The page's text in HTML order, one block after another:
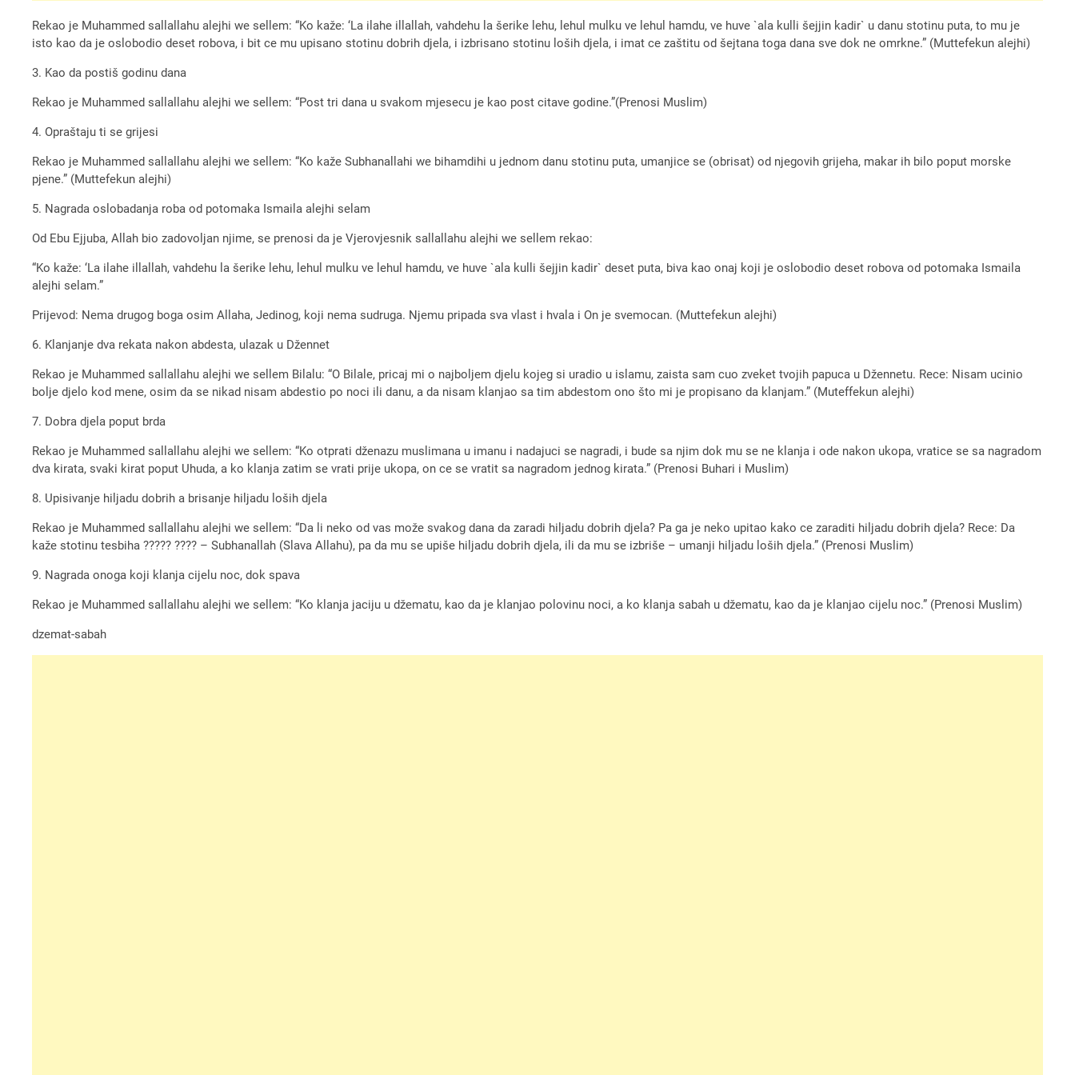
Rekao je Muhammed sallallahu alejhi we sellem: “Ko kaže: ‘La ilahe illallah, vahdehu la šerike lehu, lehul mulku ve lehul hamdu, ve huve `ala kulli šejjin kadir` u danu stotinu puta, to mu je
isto kao da je oslobodio deset robova, i bit ce mu upisano stotinu dobrih djela, i izbrisano stotinu loših djela, i imat ce zaštitu od šejtana toga dana sve dok ne omrkne.” (Muttefekun alejhi)
3. Kao da postiš godinu dana
Rekao je Muhammed sallallahu alejhi we sellem: “Post tri dana u svakom mjesecu je kao post citave godine.”(Prenosi Muslim)
4. Opraštaju ti se grijesi
Rekao je Muhammed sallallahu alejhi we sellem: “Ko kaže Subhanallahi we bihamdihi u jednom danu stotinu puta, umanjice se (obrisat) od njegovih grijeha, makar ih bilo poput morske
pjene.” (Muttefekun alejhi)
5. Nagrada oslobadanja roba od potomaka Ismaila alejhi selam
Od Ebu Ejjuba, Allah bio zadovoljan njime, se prenosi da je Vjerovjesnik sallallahu alejhi we sellem rekao:
“Ko kaže: ‘La ilahe illallah, vahdehu la šerike lehu, lehul mulku ve lehul hamdu, ve huve `ala kulli šejjin kadir` deset puta, biva kao onaj koji je oslobodio deset robova od potomaka Ismaila
alejhi selam.”
Prijevod: Nema drugog boga osim Allaha, Jedinog, koji nema sudruga. Njemu pripada sva vlast i hvala i On je svemocan. (Muttefekun alejhi)
6. Klanjanje dva rekata nakon abdesta, ulazak u Džennet
Rekao je Muhammed sallallahu alejhi we sellem Bilalu: “O Bilale, pricaj mi o najboljem djelu kojeg si uradio u islamu, zaista sam cuo zveket tvojih papuca u Džennetu. Rece: Nisam ucinio
bolje djelo kod mene, osim da se nikad nisam abdestio po noci ili danu, a da nisam klanjao sa tim abdestom ono što mi je propisano da klanjam.” (Muteffekun alejhi)
7. Dobra djela poput brda
Rekao je Muhammed sallallahu alejhi we sellem: “Ko otprati dženazu muslimana u imanu i nadajuci se nagradi, i bude sa njim dok mu se ne klanja i ode nakon ukopa, vratice se sa nagradom
dva kirata, svaki kirat poput Uhuda, a ko klanja zatim se vrati prije ukopa, on ce se vratit sa nagradom jednog kirata.” (Prenosi Buhari i Muslim)
8. Upisivanje hiljadu dobrih a brisanje hiljadu loših djela
Rekao je Muhammed sallallahu alejhi we sellem: “Da li neko od vas može svakog dana da zaradi hiljadu dobrih djela? Pa ga je neko upitao kako ce zaraditi hiljadu dobrih djela? Rece: Da
kaže stotinu tesbiha ????? ???? – Subhanallah (Slava Allahu), pa da mu se upiše hiljadu dobrih djela, ili da mu se izbriše – umanji hiljadu loših djela.” (Prenosi Muslim)
9. Nagrada onoga koji klanja cijelu noc, dok spava
Rekao je Muhammed sallallahu alejhi we sellem: “Ko klanja jaciju u džematu, kao da je klanjao polovinu noci, a ko klanja sabah u džematu, kao da je klanjao cijelu noc.” (Prenosi Muslim)
dzemat-sabah